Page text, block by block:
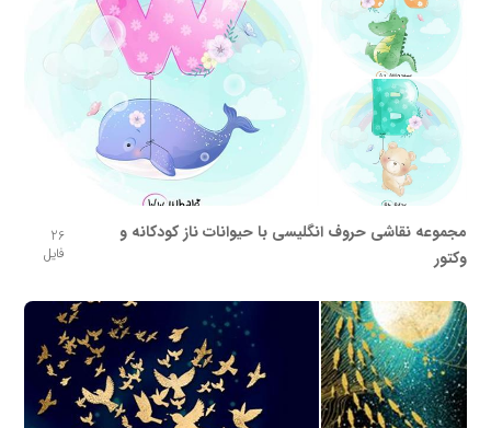
مجموعه نقاشی حروف انگلیسی با حیوانات ناز کودکانه و
وکتور
26
فایل